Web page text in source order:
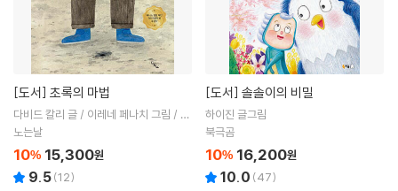
[도서] 초록의 마법
다비드 칼리 글 / 이레네 페나치 그림 / 양
혜경 역
노는날
10% 15,300원
9.5(12)
[도서] 솔솔이의 비밀
하이진 글그림
북극곰
10% 16,200원
10.0 (47)